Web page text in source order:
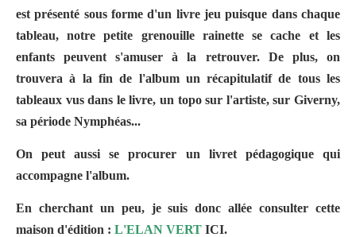
est présenté sous forme d'un livre jeu puisque dans chaque
tableau, notre petite grenouille rainette se cache et les
enfants peuvent s'amuser à la retrouver. De plus, on
trouvera à la fin de l'album un récapitulatif de tous les
tableaux vus dans le livre, un topo sur l'artiste, sur Giverny,
sa période Nymphéas...
On peut aussi se procurer un livret pédagogiquequi
accompagne l'album.
En cherchant un peu, je suis donc allée consulter cette
maison d'édition : L'ELAN VERT ICI.